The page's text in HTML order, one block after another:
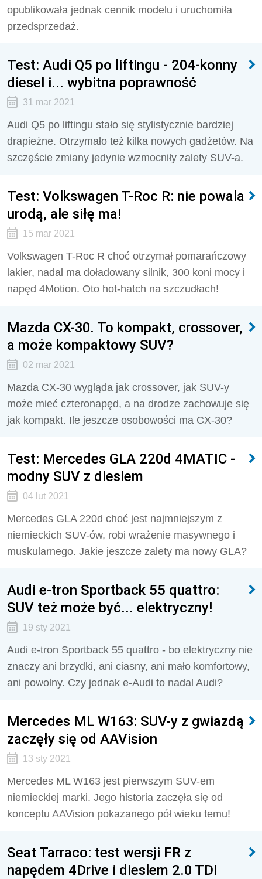
opublikowała jednak cennik modelu i uruchomiła
przedsprzedaż.
Test: Audi Q5 po liftingu - 204-konny
diesel i... wybitna poprawność
31 mar 2021
Audi Q5 po liftingu stało się stylistycznie bardziej
drapieżne. Otrzymało też kilka nowych gadżetów. Na
szczęście zmiany jedynie wzmocniły zalety SUV-a.
Test: Volkswagen T-Roc R: nie powala
urodą, ale siłę ma!
15 mar 2021
Volkswagen T-Roc R choć otrzymał pomarańczowy
lakier, nadal ma doładowany silnik, 300 koni mocy i
napęd 4Motion. Oto hot-hatch na szczudłach!
Mazda CX-30. To kompakt, crossover,
a może kompaktowy SUV?
02 mar 2021
Mazda CX-30 wygląda jak crossover, jak SUV-y
może mieć czteronapęd, a na drodze zachowuje się
jak kompakt. Ile jeszcze osobowości ma CX-30?
Test: Mercedes GLA 220d 4MATIC -
modny SUV z dieslem
04 lut 2021
Mercedes GLA 220d choć jest najmniejszym z
niemieckich SUV-ów, robi wrażenie masywnego i
muskularnego. Jakie jeszcze zalety ma nowy GLA?
Audi e-tron Sportback 55 quattro:
SUV też może być... elektryczny!
19 sty 2021
Audi e-tron Sportback 55 quattro - bo elektryczny nie
znaczy ani brzydki, ani ciasny, ani mało komfortowy,
ani powolny. Czy jednak e-Audi to nadal Audi?
Mercedes ML W163: SUV-y z gwiazdą
zaczęły się od AAVision
13 sty 2021
Mercedes ML W163 jest pierwszym SUV-em
niemieckiej marki. Jego historia zaczęła się od
konceptu AAVision pokazanego pół wieku temu!
Seat Tarraco: test wersji FR z
napędem 4Drive i dieslem 2.0 TDI